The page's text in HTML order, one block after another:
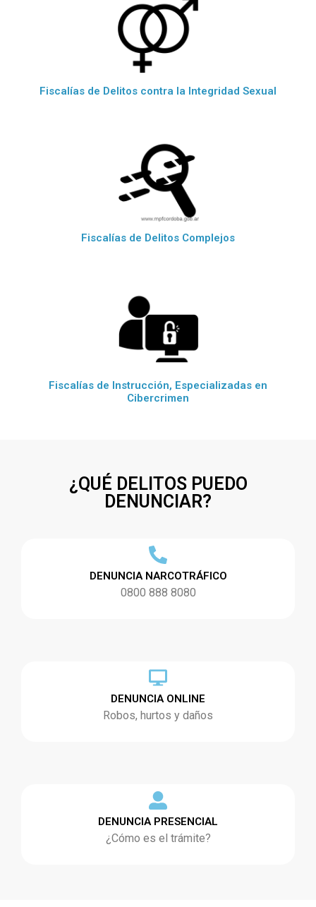
Fiscalías de Delitos contra la Integridad Sexual
Fiscalías de Delitos Complejos
Fiscalías de Instrucción, Especializadas en
Cibercrimen
¿QUÉ DELITOS PUEDO
DENUNCIAR?
DENUNCIA NARCOTRÁFICO
0800 888 8080
DENUNCIA ONLINE
Robos, hurtos y daños
DENUNCIA PRESENCIAL
¿Cómo es el trámite?